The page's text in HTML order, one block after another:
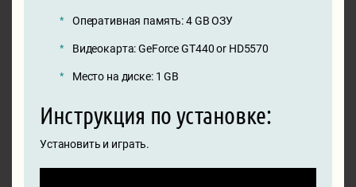
Оперативная память: 4 GB ОЗУ
Видеокарта: GeForce GT440 or HD5570
Место на диске: 1 GB
Инструкция по установке:
Установить и играть.